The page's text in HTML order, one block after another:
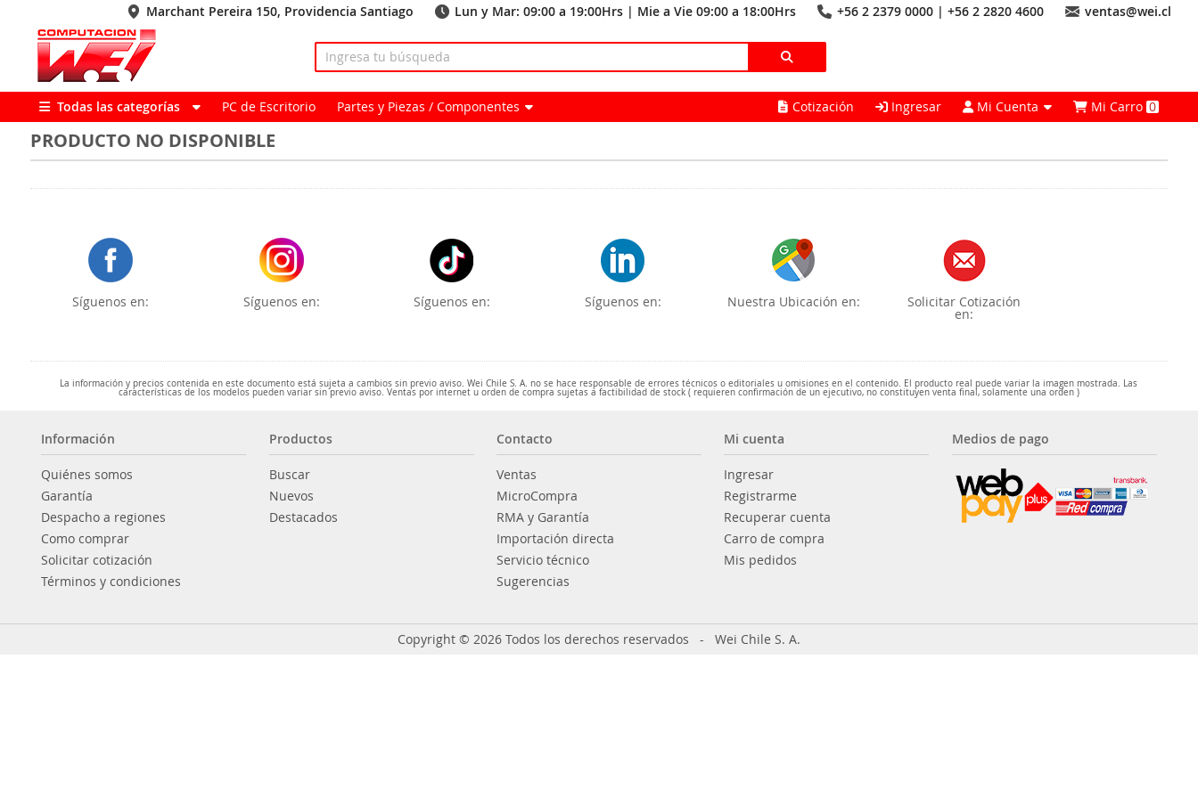
Marchant Pereira 150, Providencia Santiago Lun y Mar: 09:00 a 19:00Hrs | Mie a Vie 09:00 a 18:00Hrs +56 2 2379 0000 | +56 2 2820 4600 ventas@wei.cl
Todas las categorías PC de Escritorio Partes y Piezas / Componentes Cotización Ingresar Mi Cuenta Mi Carro0
PRODUCTO NO DISPONIBLE
Síguenos en: Síguenos en: Síguenos en: Síguenos en: Nuestra Ubicación en: Solicitar Cotización
en:
La información y precios contenida en este documento está sujeta a cambios sin previo aviso. Wei Chile S. A. no se hace responsable de errores técnicos o editoriales u omisiones en el contenido. El producto real puede variar la imagen mostrada. Las
características de los modelos pueden variar sin previo aviso. Ventas por internet u orden de compra sujetas a factibilidad de stock ( requieren confirmación de un ejecutivo, no constituyen venta final, solamente una orden )
Información
Quiénes somos
Garantía
Despacho a regiones
Como comprar
Solicitar cotización
Términos y condiciones
Productos
Buscar
Nuevos
Destacados
Contacto
Ventas
MicroCompra
RMA y Garantía
Importación directa
Servicio técnico
Sugerencias
Mi cuenta
Ingresar
Registrarme
Recuperar cuenta
Carro de compra
Mis pedidos
Medios de pago
Copyright © 2026 Todos los derechos reservados - Wei Chile S. A.